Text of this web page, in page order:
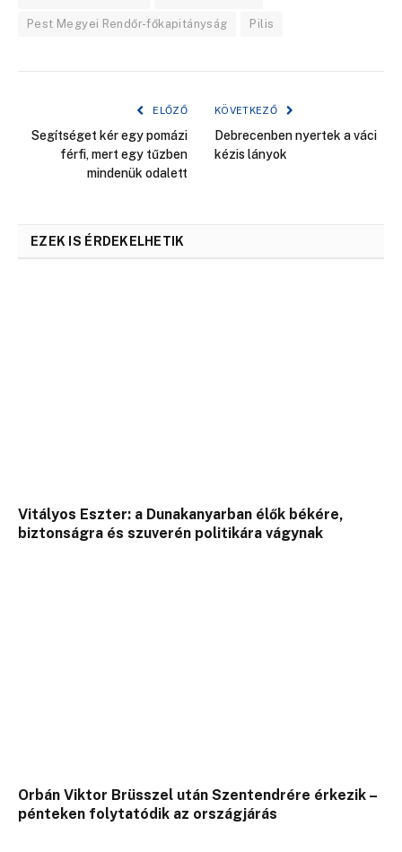
Pest Megyei Rendőr-főkapitányság Pilis
ELŐZŐ
Segítséget kér egy pomázi
férfi, mert egy tűzben
mindenük odalett
KÖVETKEZŐ
Debrecenben nyertek a váci
kézis lányok
EZEK IS ÉRDEKELHETIK
Vitályos Eszter: a Dunakanyarban élők békére,
biztonságra és szuverén politikára vágynak
Orbán Viktor Brüsszel után Szentendrére érkezik –
pénteken folytatódik az országjárás